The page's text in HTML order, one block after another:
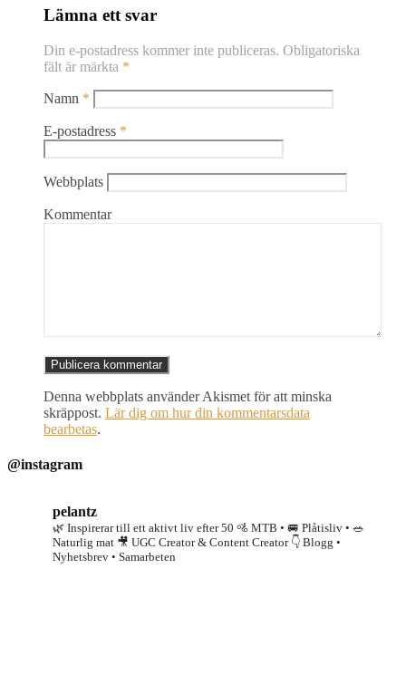
Lämna ett svar
Din e-postadress kommer inte publiceras. Obligatoriska
fält är märkta *
Namn *
E-postadress *
Webbplats
Kommentar
Denna webbplats använder Akismet för att minska
skräppost. Lär dig om hur din kommentarsdata
bearbetas.
@instagram
pelantz
🌿 Inspirerar till ett aktivt liv efter 50 🚵 MTB • 🚐 Plåtisliv • 🥗
Naturlig mat 🎥 UGC Creator & Content Creator👇 Blogg •
Nyhetsbrev • Samarbeten